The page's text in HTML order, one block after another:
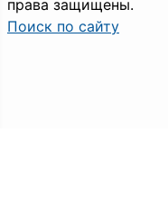
права защищены.
Поиск по сайту